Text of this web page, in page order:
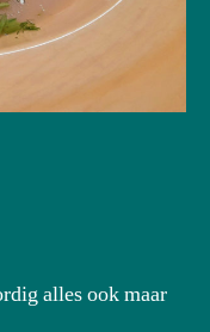
alles ook maar